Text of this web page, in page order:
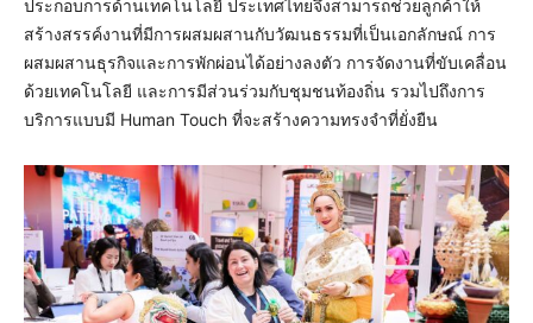
ประกอบการด้านเทคโนโลยี ประเทศไทยจึงสามารถช่วยลูกค้าให้
สร้างสรรค์งานที่มีการผสมผสานกับวัฒนธรรมที่เป็นเอกลักษณ์ การ
ผสมผสานธุรกิจและการพักผ่อนได้อย่างลงตัว การจัดงานที่ขับเคลื่อน
ด้วยเทคโนโลยี และการมีส่วนร่วมกับชุมชนท้องถิ่น รวมไปถึงการ
บริการแบบมี Human Touch ที่จะสร้างความทรงจำที่ยั่งยืน